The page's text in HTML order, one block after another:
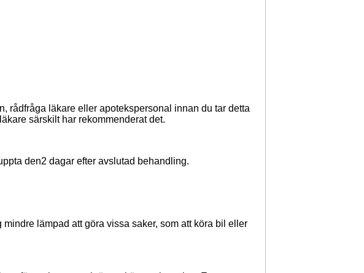
rådfråga läkare eller apotekspersonal innan du tar detta
särskilt har rekommenderat det.
den2 dagar efter avslutad behandling.
lämpad att göra vissa saker, som att köra bil eller